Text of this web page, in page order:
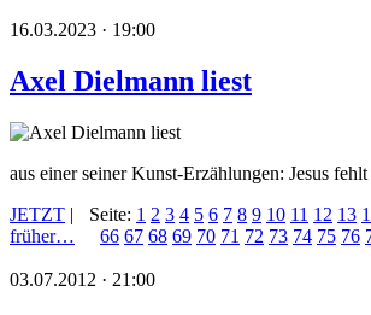
16.03.2023 · 19:00
Axel Dielmann liest
aus einer seiner Kunst-Erzählungen: Jesus fehlt
JETZT |
früher…
Seite: 1 2 3 4 5 6 7 8 9 10 11 12 13
66 67 68 69 70 71 72 73 74 75 76
03.07.2012 · 21:00